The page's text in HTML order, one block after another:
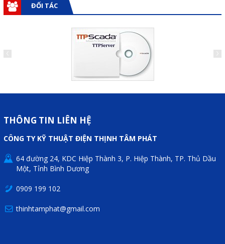
ĐỐI TÁC
THÔNG TIN LIÊN HỆ
CÔNG TY KỸ THUẬT ĐIỆN THỊNH TÂM PHÁT
64 đường 24, KDC Hiệp Thành 3, P. Hiệp Thành, TP. Thủ Dầu
Một, Tỉnh Bình Dương
0909 199 102
thinhtamphat@gmail.com